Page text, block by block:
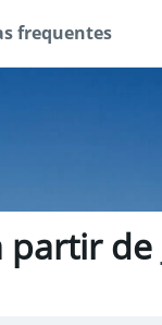
frequentes
partir de